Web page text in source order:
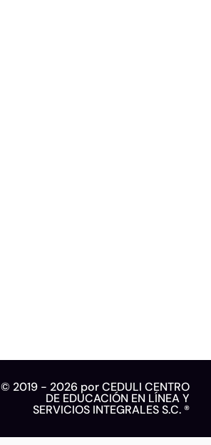
© 2019 - 2026 por CEDULI CENTRO
DE EDUCACIÓN EN LÍNEA Y
SERVICIOS INTEGRALES S.C. ®